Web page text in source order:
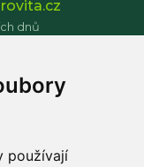
používají
dnů
vás